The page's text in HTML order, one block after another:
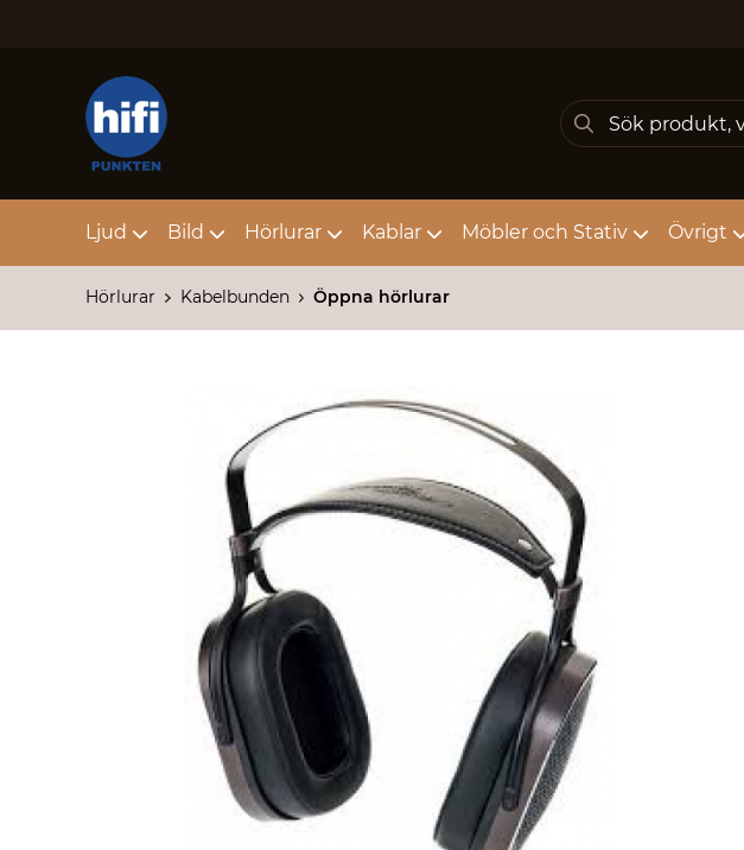
Ljud Bild Hörlurar Kablar Möbler och Stativ Övrigt
Hörlurar Kabelbunden Öppna hörlurar